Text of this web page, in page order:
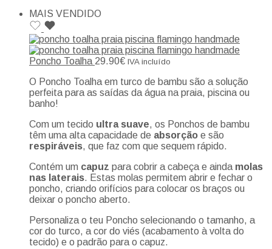
MAIS VENDIDO
Poncho Toalha 29.90€ IVA incluído
O Poncho Toalha em turco de bambu são a solução
perfeita para as saídas da água na praia, piscina ou
banho!
Com um tecido ultra suave, os Ponchos de bambu
têm uma alta capacidade de absorção e são
respiráveis, que faz com que sequem rápido.
Contém um capuz para cobrir a cabeça e ainda molas
nas laterais. Estas molas permitem abrir e fechar o
poncho, criando orifícios para colocar os braços ou
deixar o poncho aberto.
Personaliza o teu Poncho selecionando o tamanho, a
cor do turco, a cor do viés (acabamento à volta do
tecido) e o padrão para o capuz.